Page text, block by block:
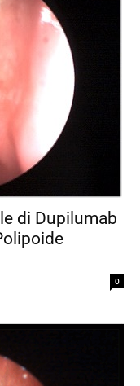
di Dupilumab
0